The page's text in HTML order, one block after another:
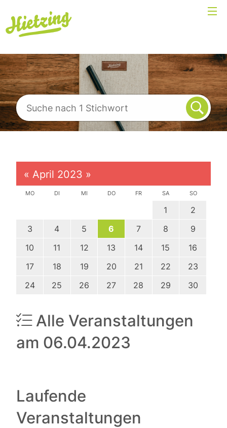
« April 2023 »
MO DI MI DO FR SA SO
1
2
3
4 5 6 7 8
9
10
11 12 13 14 15
16
17
18 19 20 21 22
23
24
25 26 27 28 29 30
Alle Veranstaltungen
am 06.04.2023
Laufende
Veranstaltungen